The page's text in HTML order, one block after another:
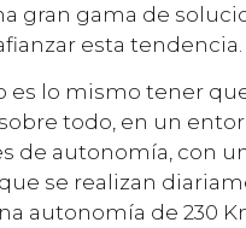
gran gama de
esta tendencia.
es lo mismo tener
todo, en un
de autonomía, con
se realizan
autonomía de 230